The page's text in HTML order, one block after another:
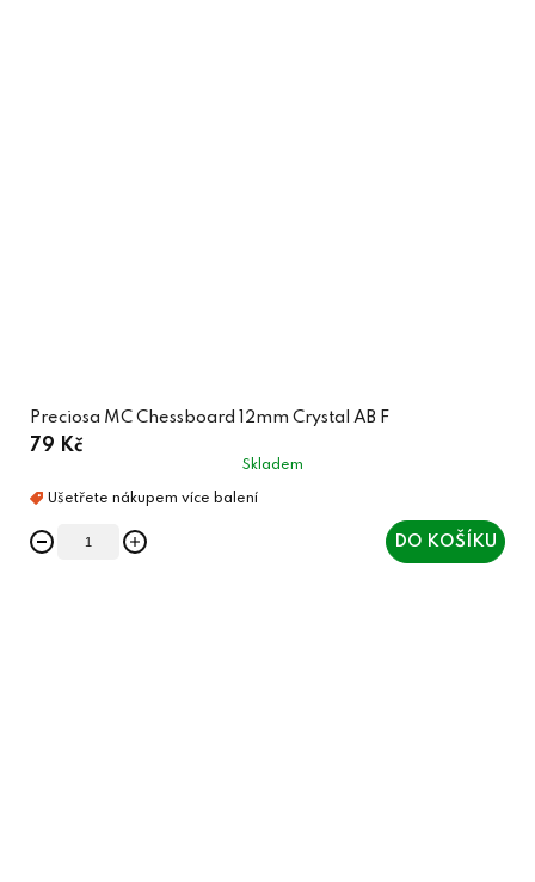
Preciosa MC Chessboard 12mm Crystal AB F
79 Kč
Skladem
DO KOŠÍKU